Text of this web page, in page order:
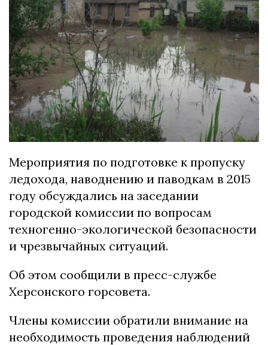
Мероприятия по подготовке к пропуску
ледохода, наводнению и паводкам в 2015
году обсуждались на заседании
городской комиссии по вопросам
техногенно-экологической безопасности
и чрезвычайных ситуаций.
Об этом сообщили в пресс-службе
Херсонского горсовета.
Члены комиссии обратили внимание на
необходимость проведения наблюдений